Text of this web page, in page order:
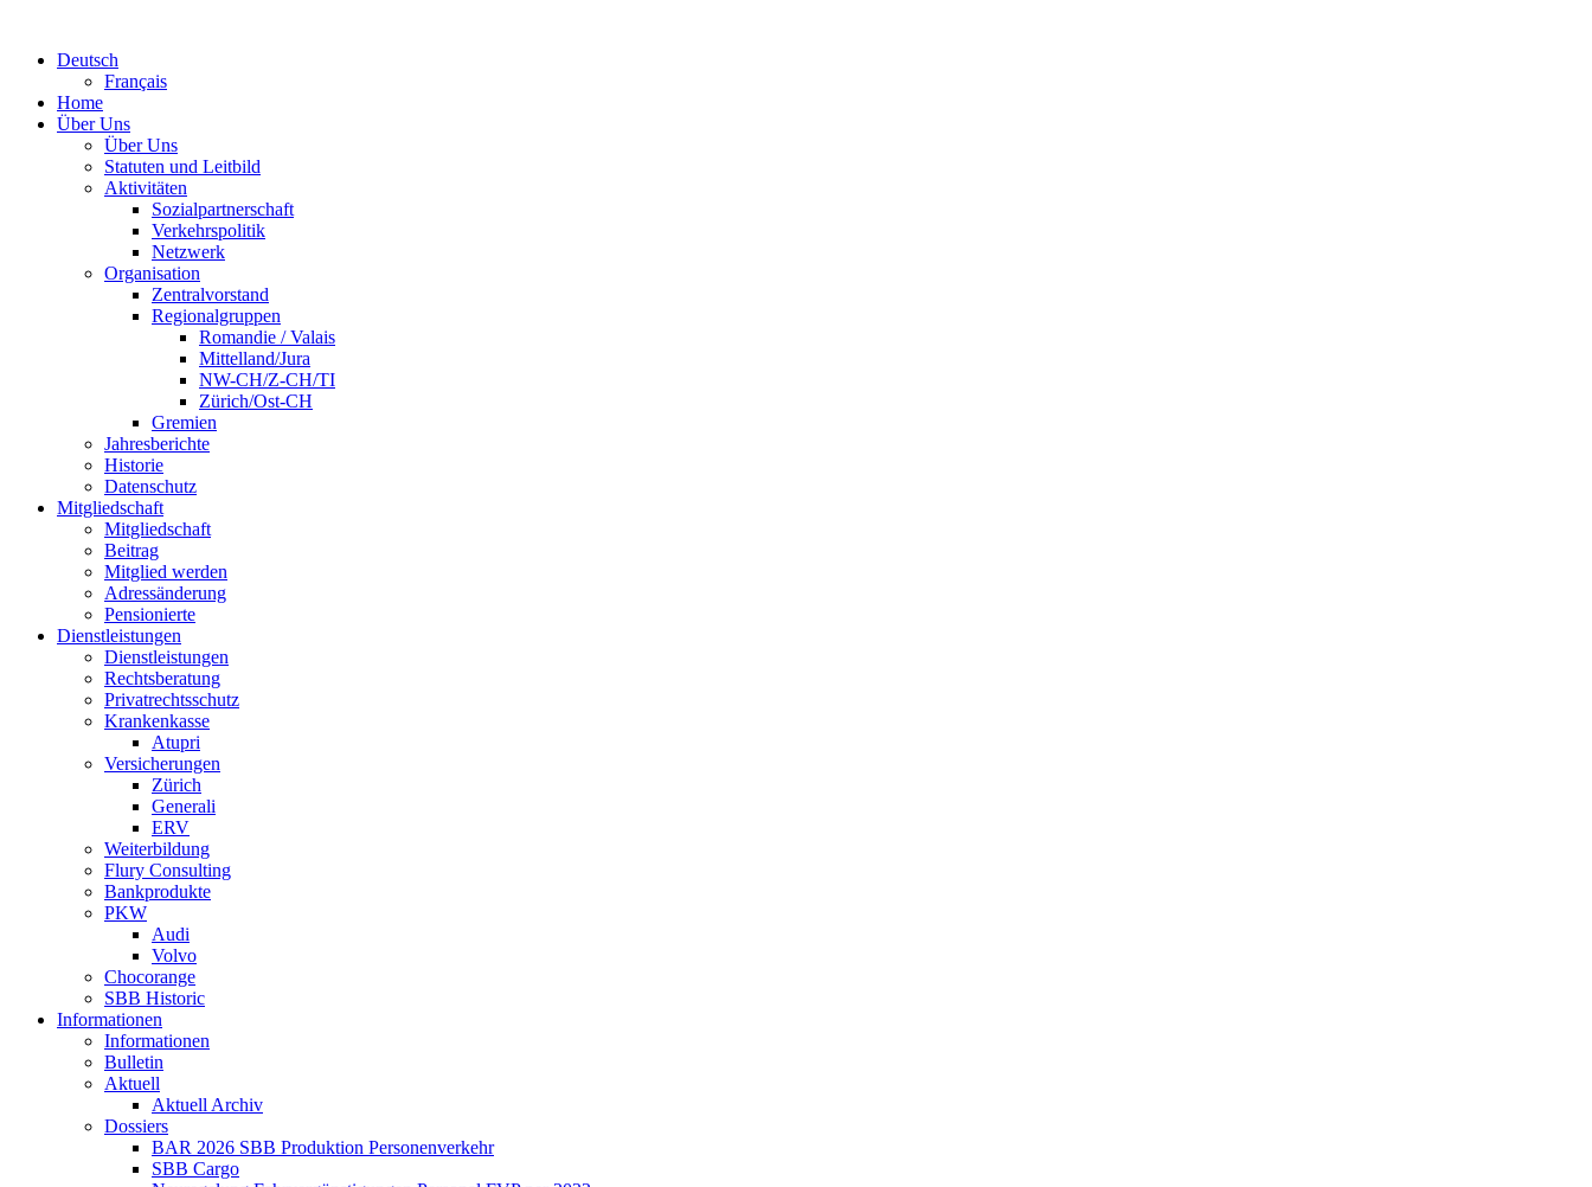
Deutsch
Français
Home
Über Uns
Über Uns
Statuten und Leitbild
Aktivitäten
Sozialpartnerschaft
Verkehrspolitik
Netzwerk
Organisation
Zentralvorstand
Regionalgruppen
Romandie / Valais
Mittelland/Jura
NW-CH/Z-CH/TI
Zürich/Ost-CH
Gremien
Jahresberichte
Historie
Datenschutz
Mitgliedschaft
Mitgliedschaft
Beitrag
Mitglied werden
Adressänderung
Pensionierte
Dienstleistungen
Dienstleistungen
Rechtsberatung
Privatrechtsschutz
Krankenkasse
Atupri
Versicherungen
Zürich
Generali
ERV
Weiterbildung
Flury Consulting
Bankprodukte
PKW
Audi
Volvo
Chocorange
SBB Historic
Informationen
Informationen
Bulletin
Aktuell
Aktuell Archiv
Dossiers
BAR 2026 SBB Produktion Personenverkehr
SBB Cargo